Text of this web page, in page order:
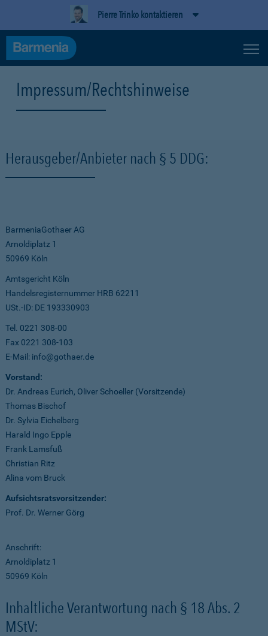
Pierre Trinko kontaktieren
Impressum/Rechtshinweise
Herausgeber/Anbieter nach § 5 DDG:
BarmeniaGothaer AG
Arnoldiplatz 1
50969 Köln
Amtsgericht Köln
Handelsregisternummer HRB 62211
USt.-ID: DE 193330903
Tel. 0221 308-00
Fax 0221 308-103
E-Mail: info@gothaer.de
Vorstand:
Dr. Andreas Eurich, Oliver Schoeller (Vorsitzende)
Thomas Bischof
Dr. Sylvia Eichelberg
Harald Ingo Epple
Frank Lamsfuß
Christian Ritz
Alina vom Bruck
Aufsichtsratsvorsitzender:
Prof. Dr. Werner Görg
Anschrift:
Arnoldiplatz 1
50969 Köln
Inhaltliche Verantwortung nach § 18 Abs. 2
MStV: